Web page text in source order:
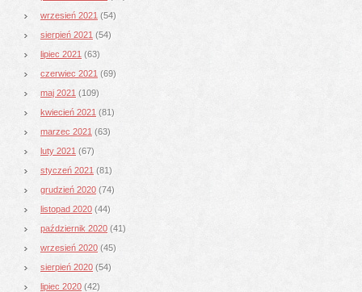
wrzesień 2021 (54)
sierpień 2021 (54)
lipiec 2021 (63)
czerwiec 2021 (69)
maj 2021 (109)
kwiecień 2021 (81)
marzec 2021 (63)
luty 2021 (67)
styczeń 2021 (81)
grudzień 2020 (74)
listopad 2020 (44)
październik 2020 (41)
wrzesień 2020 (45)
sierpień 2020 (54)
lipiec 2020 (42)